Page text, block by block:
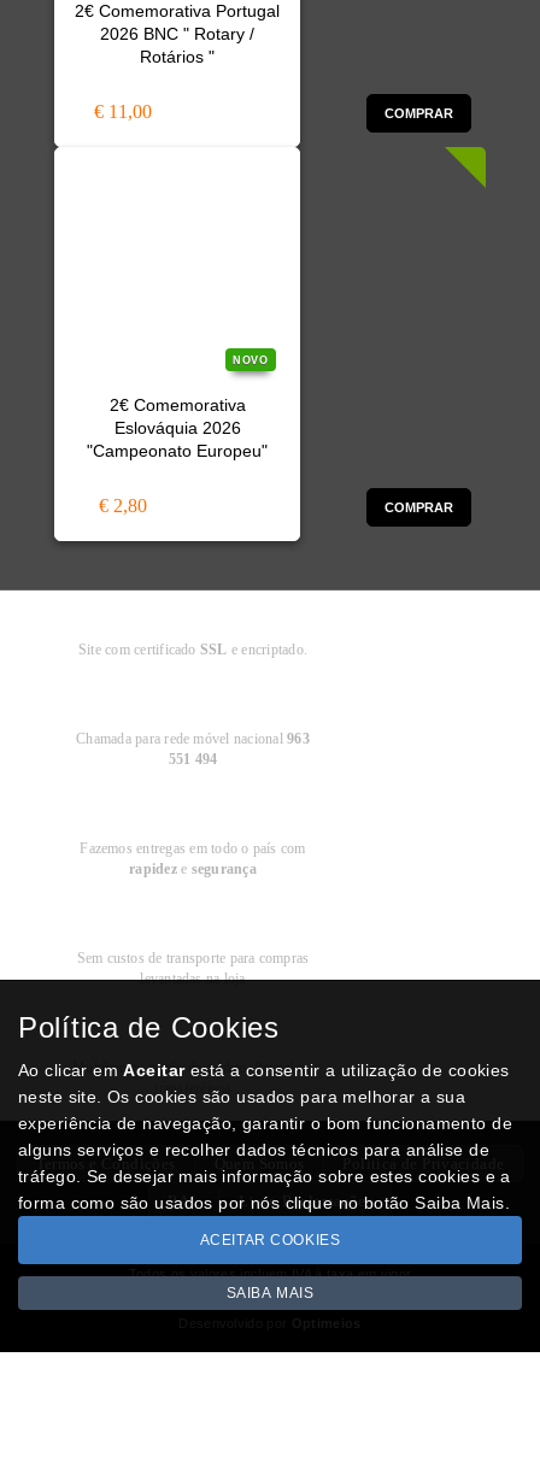
2€ Comemorativa Portugal
2026 BNC " Rotary /
Rotários "
€ 11,00 COMPRAR
NOVO
2€ Comemorativa
Eslováquia 2026
"Campeonato Europeu"
€ 2,80 COMPRAR
Site com certificado SSL e encriptado.
Chamada para rede móvel nacional963
551 494
Fazemos entregas em todo o país com
rapideze segurança
Sem custos de transporte para compras
levantadas na loja
Modos dePagamento
Multibanco, cartão de crédito, Paypal ou
transferência
Termos e Condições Politica de Privacidade
RAL Livro Reclamações
Todos os valores incluem IVA à taxa em vigor
Copyright © NUMISMATICAJA.com 2026
Política de Cookies
Ao clicar emAceitarestá a consentir a utilização de cookies
neste site. Os cookies são usados para melhorar a sua
experiência de navegação, garantir o bom funcionamento de
alguns serviços e recolher dados técnicos para análise de
tráfego. Se desejar mais informação sobre estes cookies e a
forma como são usados por nós clique no botão Saiba Mais.
ACEITAR COOKIES
SAIBA MAIS